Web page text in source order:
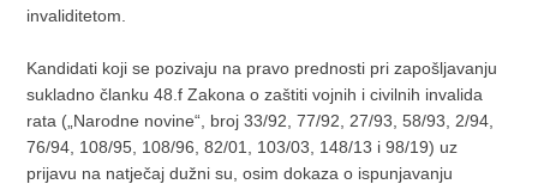
invaliditetom.
Kandidati koji se pozivaju na pravo prednosti pri zapošljavanju
sukladno članku 48.f Zakona o zaštiti vojnih i civilnih invalida
rata („Narodne novine“, broj 33/92, 77/92, 27/93, 58/93, 2/94,
76/94, 108/95, 108/96, 82/01, 103/03, 148/13 i 98/19) uz
prijavu na natječaj dužni su, osim dokaza o ispunjavanju